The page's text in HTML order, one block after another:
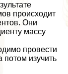
происходит
Они
массу
провести
потом изучить